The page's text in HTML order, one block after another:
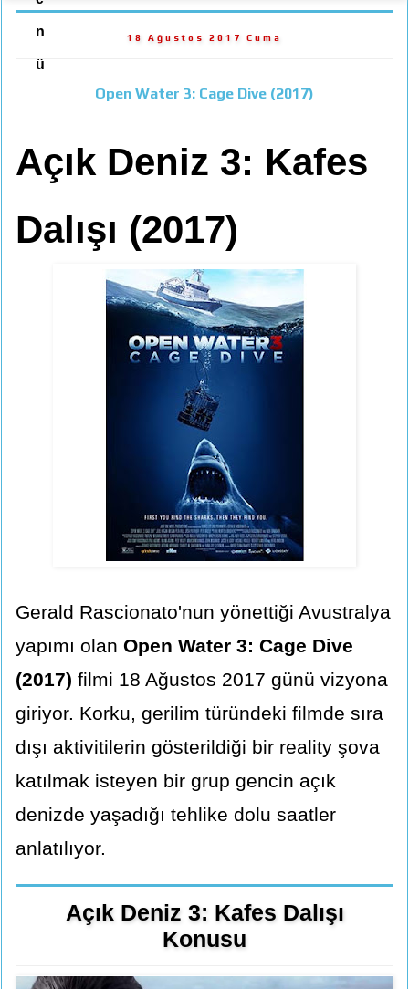
n
ü
18 Ağustos 2017 Cuma
Open Water 3: Cage Dive (2017)
Açık Deniz 3: Kafes
Dalışı (2017)
Gerald Rascionato'nun yönettiği Avustralya
yapımı olan Open Water 3: Cage Dive
(2017) filmi 18 Ağustos 2017 günü vizyona
giriyor. Korku, gerilim türündeki filmde sıra
dışı aktivitilerin gösterildiği bir reality şova
katılmak isteyen bir grup gencin açık
denizde yaşadığı tehlike dolu saatler
anlatılıyor.
Açık Deniz 3: Kafes Dalışı
Konusu